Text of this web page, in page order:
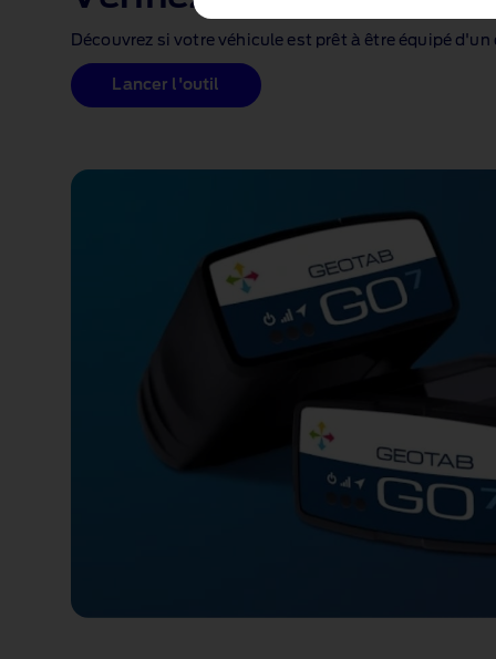
Découvrez si votre véhicule est prêt à être équipé
Lancer l'outil